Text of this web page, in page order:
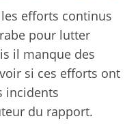
efforts continus
pour lutter
il manque des
si ces efforts ont
incidents
du rapport.